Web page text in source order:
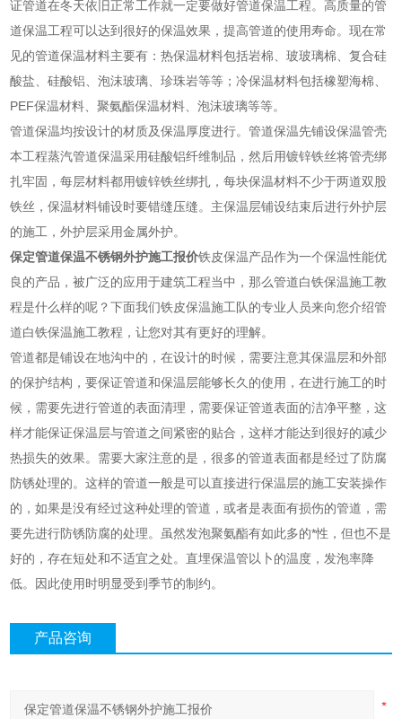
证管道在冬天依旧正常工作就一定要做好管道保温工程。高质量的管
道保温工程可以达到很好的保温效果，提高管道的使用寿命。现在常
见的管道保温材料主要有：热保温材料包括岩棉、玻玻璃棉、复合硅
酸盐、硅酸铝、泡沫玻璃、珍珠岩等等；冷保温材料包括橡塑海棉、
PEF保温材料、聚氨酯保温材料、泡沫玻璃等等。
管道保温均按设计的材质及保温厚度进行。管道保温先铺设保温管壳
本工程蒸汽管道保温采用硅酸铝纤维制品，然后用镀锌铁丝将管壳绑
扎牢固，每层材料都用镀锌铁丝绑扎，每块保温材料不少于两道双股
铁丝，保温材料铺设时要错缝压缝。主保温层铺设结束后进行外护层
的施工，外护层采用金属外护。
保定管道保温不锈钢外护施工报价铁皮保温产品作为一个保温性能优
良的产品，被广泛的应用于建筑工程当中，那么管道白铁保温施工教
程是什么样的呢？下面我们铁皮保温施工队的专业人员来向您介绍管
道白铁保温施工教程，让您对其有更好的理解。
管道都是铺设在地沟中的，在设计的时候，需要注意其保温层和外部
的保护结构，要保证管道和保温层能够长久的使用，在进行施工的时
候，需要先进行管道的表面清理，需要保证管道表面的洁净平整，这
样才能保证保温层与管道之间紧密的贴合，这样才能达到很好的减少
热损失的效果。需要大家注意的是，很多的管道表面都是经过了防腐
防锈处理的。这样的管道一般是可以直接进行保温层的施工安装操作
的，如果是没有经过这种处理的管道，或者是表面有损伤的管道，需
要先进行防锈防腐的处理。虽然发泡聚氨酯有如此多的*性，但也不是
好的，存在短处和不适宜之处。直埋保温管以卜的温度，发泡率降
低。因此使用时明显受到季节的制约。
产品咨询